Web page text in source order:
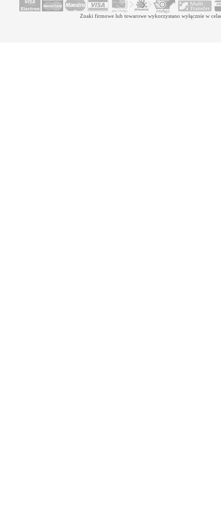
Znaki firmowe lub towarowe wykorzystano wyłącznie w